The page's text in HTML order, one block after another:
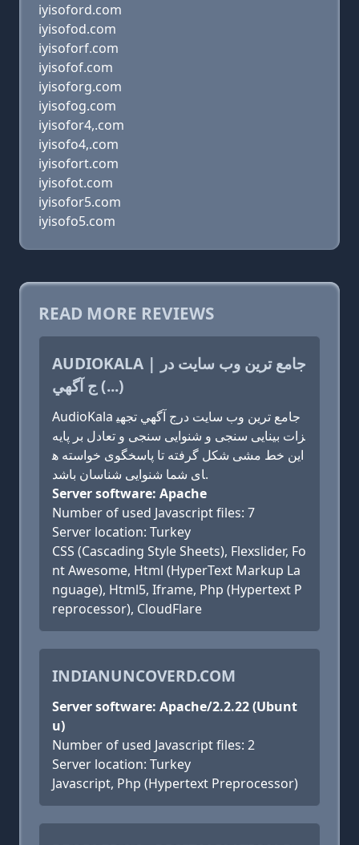
iyisoford.com
iyisofod.com
iyisoforf.com
iyisofof.com
iyisoforg.com
iyisofog.com
iyisofor4,.com
iyisofo4,.com
iyisofort.com
iyisofot.com
iyisofor5.com
iyisofo5.com
READ MORE REVIEWS
AUDIOKALA | جامع ترين وب سايت در
ج آگهي (...)
AudioKala جامع ترين وب سايت درج آگهي تجهي
زات بینایی سنجی و شنوایی سنجی و تعادل بر پایه
این خط مشی شکل گرفته تا پاسخگوی خواسته ه
ای شما شنوایی شناسان باشد.
Server software: Apache
Number of used Javascript files: 7
Server location: Turkey
CSS (Cascading Style Sheets), Flexslider, Fo
nt Awesome, Html (HyperText Markup La
nguage), Html5, Iframe, Php (Hypertext P
reprocessor), CloudFlare
INDIANUNCOVERD.COM
Server software: Apache/2.2.22 (Ubunt
u)
Number of used Javascript files: 2
Server location: Turkey
Javascript, Php (Hypertext Preprocessor)